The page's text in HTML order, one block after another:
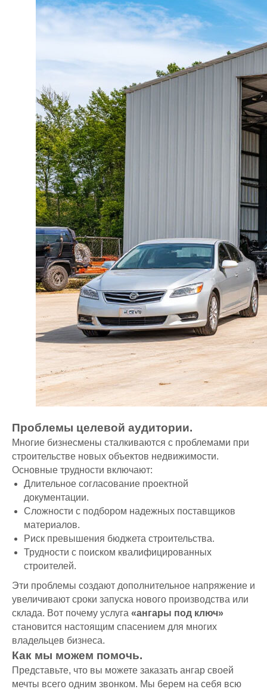
Проблемы целевой аудитории.
Многие бизнесмены сталкиваются с проблемами при
строительстве новых объектов недвижимости.
Основные трудности включают:
Длительное согласование проектной
документации.
Сложности с подбором надежных поставщиков
материалов.
Риск превышения бюджета строительства.
Трудности с поиском квалифицированных
строителей.
Эти проблемы создают дополнительное напряжение и
увеличивают сроки запуска нового производства или
склада. Вот почему услуга «ангары под ключ»
становится настоящим спасением для многих
владельцев бизнеса.
Как мы можем помочь.
Представьте, что вы можете заказать ангар своей
мечты всего одним звонком. Мы берем на себя всю